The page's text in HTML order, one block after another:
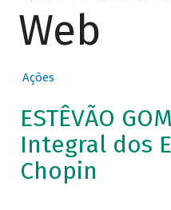
Web
Ações
ESTÊVÃO
Integral dos
Chopin